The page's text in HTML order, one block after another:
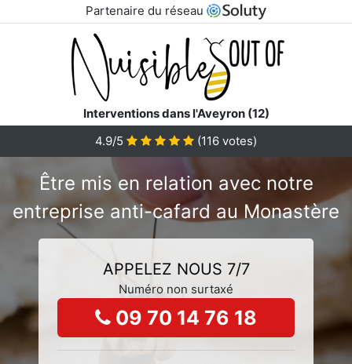
Partenaire du réseau
Interventions dans l'Aveyron (12)
4.9/5
(116 votes)
Être mis en relation avec notre
entreprise anti-cafard au Monastère
APPELEZ NOUS 7/7
Numéro non surtaxé
09 70 14 76 18